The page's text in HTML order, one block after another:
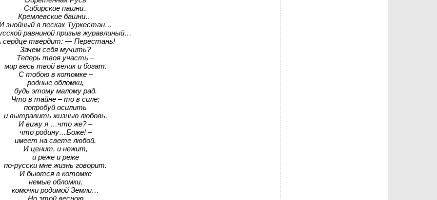
Сибирские пашни..
Кремлевские башни…
знойный в песках Туркестан…
равниной призыв журавлиный…
сердце твердит: — Перестань!
Зачем себя мучить?
Теперь твоя участь –
мир весь твой велик и богат.
С тобою в котомке –
родные обломки,
будь этому малому рад.
Что в тайне – то в силе;
попробуй осилить
и вытравить жизнью любовь.
И вижу я …что же? –
что родину…Боже! –
имеет на свете любой.
И ценит, и нежит,
и реже и реже
по-русски мне жизнь говорит.
И бьются в котомке
немые обломки,
комочки родимой Земли…
Но этой весною